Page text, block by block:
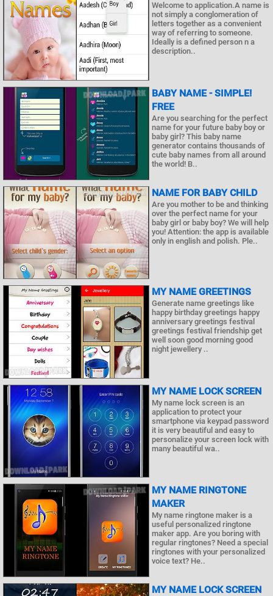
Welcome to application.A name is
not simply a conglomeration of
letters together as a convenient
way of referring to someone.
Ideally is a defined person n a
description..
BABY NAME - SIMPLE!
FREE
Are you searching for the perfect
name for your future baby boy or
baby girl? This baby name
generator contains thousands of
cute baby names from all around
the world! B..
NAME FOR BABY CHILD
Are you mother to be and thinking
over the perfect name for your
baby girl or baby boy? We will help
you! Attention: the app is available
only in english and polish. Ple..
MY NAME GREETINGS
Generate name greetings like
happy birthday greetings happy
anniversary greetings festival
greetings festival friendship get
well soon good morning good
night jewellery ..
MY NAME LOCK SCREEN
My name lock screen is an
application to protect your
smartphone via keypad password
it is very beautiful and easy to
personalize your screen lock with
many beautiful wa..
MY NAME RINGTONE
MAKER
My name ringtone maker is a
useful personalized ringtone
maker app. Are you boring with
regular ringtones? Need a special
ringtones with your personalized
voice text? He..
MY NAME LOCK SCREEN